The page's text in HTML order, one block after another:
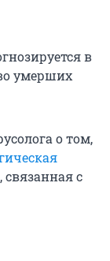
в
умерших
о том,
связанная с